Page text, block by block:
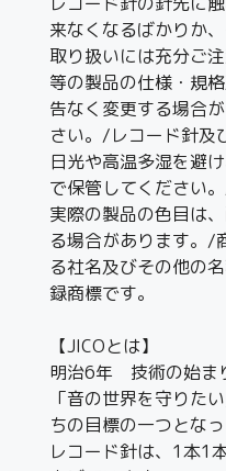
来なくなるばかりか
取り扱いには充分ご
等の製品の仕様・規
告なく変更する場合
さい。/レコード針及
日光や高温多湿を避
で保管してください
実際の製品の色目は
る場合があります。/
る社名及びその他の
録商標です。
【JICOとは】
明治6年 技術の始ま
「音の世界を守りた
ちの目標の一つとなっ
レコード針は、1本1